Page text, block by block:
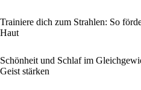
Trainiere dich zum Strahlen: So
Haut
Schönheit und Schlaf im
Geist stärken